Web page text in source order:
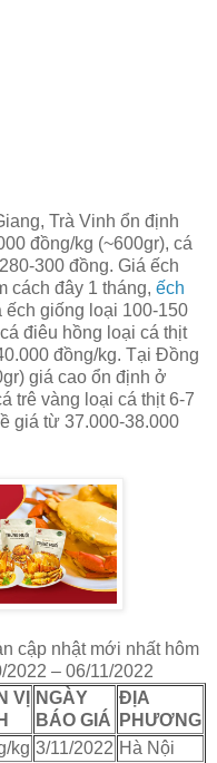
Trà Vinh ổn định
đồng/kg (~600gr), cá
300 đồng. Giá ếch
cách đây 1 tháng, ếch
giống loại 100-150
điêu hồng loại cá thịt
đồng/kg. Tại Đồng
giá cao ổn định ở
trê vàng loại cá thịt 6-7
giá từ 37.000-38.000
cập nhật mới nhất hôm
2022 – 06/11/2022
VỊ
NGÀY
BÁO GIÁ
ĐỊA
PHƯƠNG
kg 3/11/2022 Hà Nội